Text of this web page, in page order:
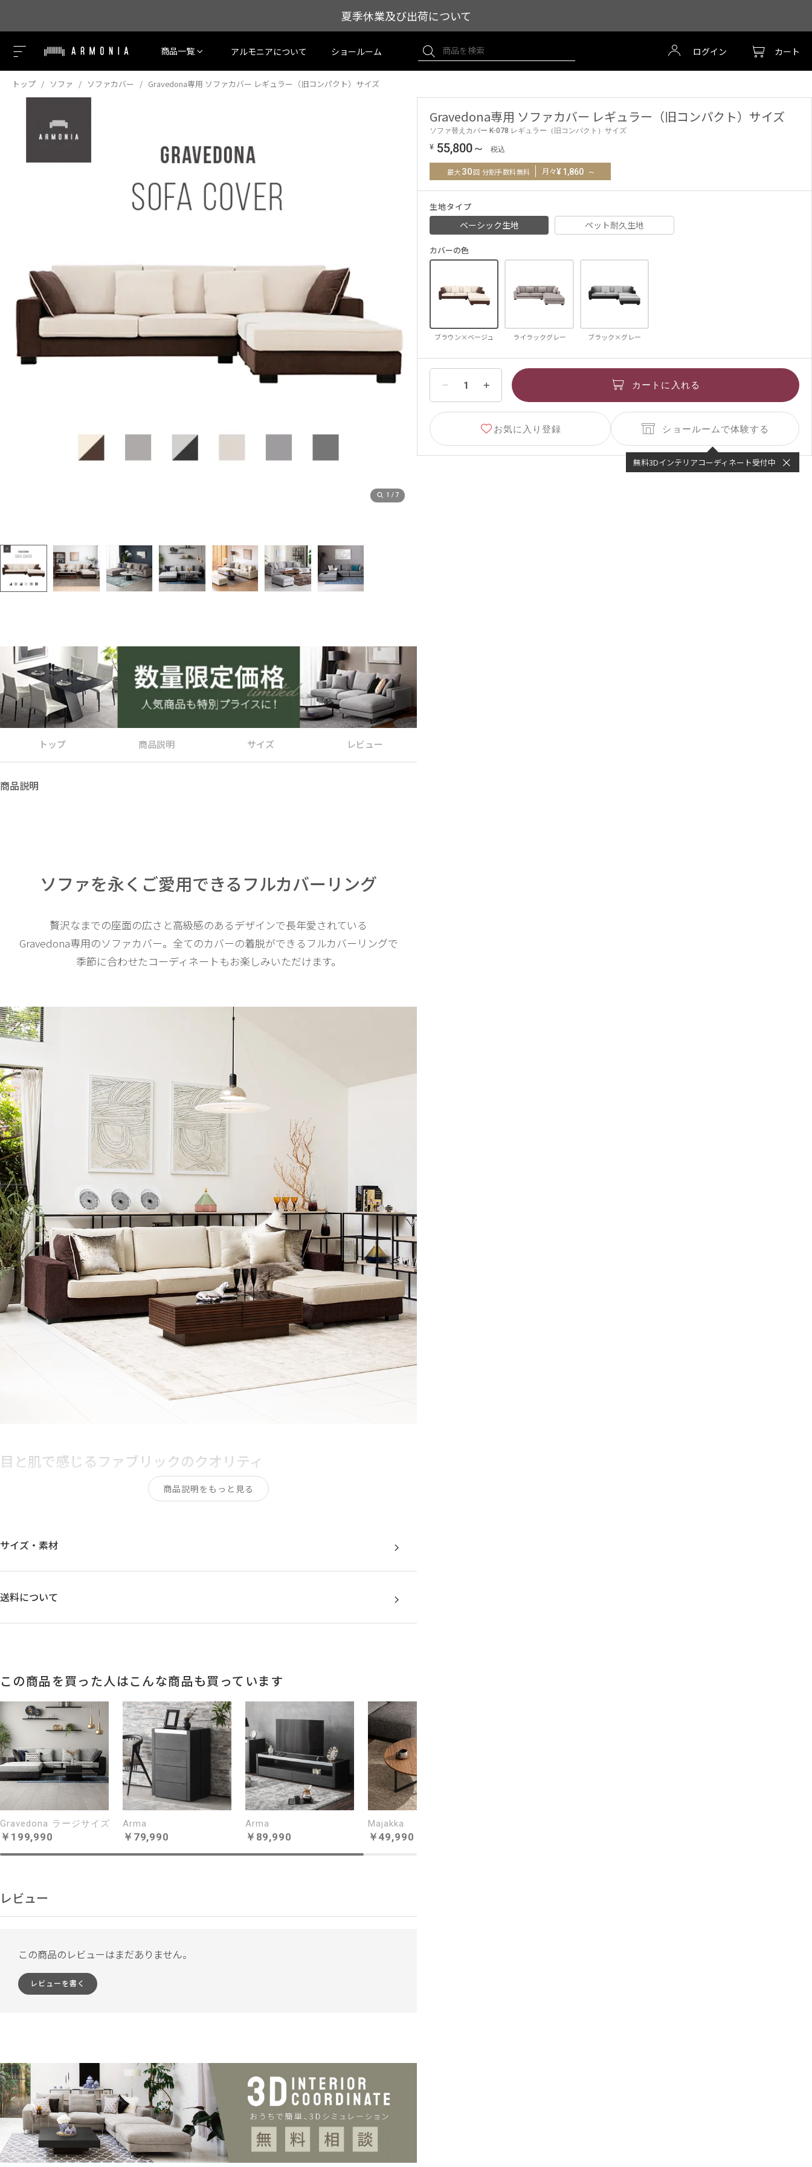
夏季休業及び出荷について
商品一覧 アルモニアについて ショールーム ログイン カート
トップ ソファ ソファカバー Gravedona専用 ソファカバー レギュラー（旧コンパクト）サイズ
ソファ替えカバー K-078 レギュラー（旧コンパクト）サイズ
Gravedona専用 ソファカバー レギュラー（旧コンパクト）サイズ
¥ 55,800～
最大30回 分割手数料無料 月々¥1,860 ～
生地タイプ
ベーシック生地 ペット耐久生地
カバーの色
ブラウン×ベージュ ライラックグレー ブラック×グレー
カートに入れる
ショールームで体験する
無料3Dインテリアコーディネート受付中
1 / 7
トップ 商品説明 サイズ レビュー
商品説明
ソファを永くご愛用できる フルカバーリング
贅沢なまでの座面の広さと高級感のあるデザインで長年愛されている
Gravedona専用のソファカバー。全てのカバーの着脱ができるフルカバーリングで
季節に合わせたコーディネートもお楽しみいただけます。
目と肌で感じるファブリックのクオリティ
ざっくりとした風合いとハリ感のある生地。織りの立体感があるため、見る角度により異
す。
ーリング。ドライクリーニングに対応しており、汚れてもお手入れしやすい仕様です。清潔さを
保ちやすく、より永くご愛用いただけます。
商品説明をもっと見る
サイズ・素材
送料について
この商品を買った人はこんな商品も買っています
Gravedona ラージサイズ
199,990
Arma
79,990
Arma
89,990
Majakka
49,990
レビュー
この商品のレビューはまだありません。
レビューを書く